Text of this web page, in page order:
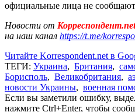
официальные лица не
Новости от
на наш канал https://t.me/
Читайте Korrespondent.net в
ТЕГИ: Украина, Британия,
Борисполь, Великобритания,
новости Украины, военная
Если вы заметили ошибку,
нажмите Ctrl+Enter, чтобы